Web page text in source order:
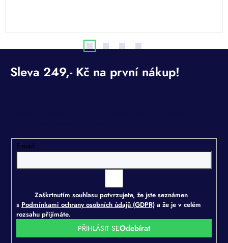
E-mail
Zaškrtnutím souhlasu potvrzujete, že jste seznámen
s Podmínkami ochrany osobních údajů (GDPR)a že je v celém
rozsahu přijímáte.
PŘIHLÁSIT SE